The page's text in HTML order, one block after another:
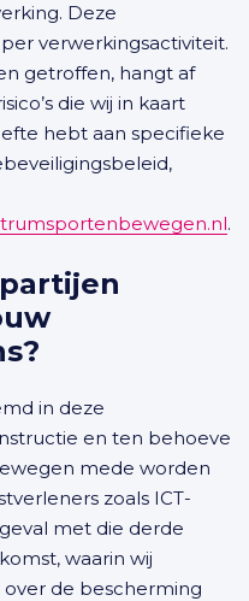
Deze
verwerkingsactiviteit.
getroffen, hangt af
die wij in kaart
hebt aan specifieke
.
in deze
en ten behoeve
mede worden
zoals ICT-
met die derde
waarin wij
de bescherming